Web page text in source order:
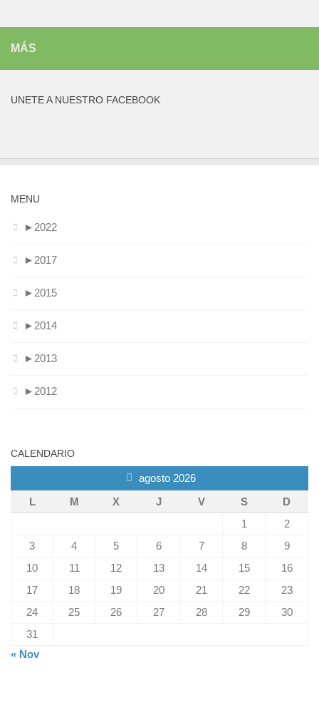
MÁS
UNETE A NUESTRO FACEBOOK
MENU
► 2022
► 2017
► 2015
► 2014
► 2013
► 2012
CALENDARIO
agosto 2026
L
M X J V S
D
1
2
3
4 5 6 7 8
9
10
11 12 13 14 15
16
17
18 19 20 21 22
23
24
25 26 27 28 29
30
31
« Nov